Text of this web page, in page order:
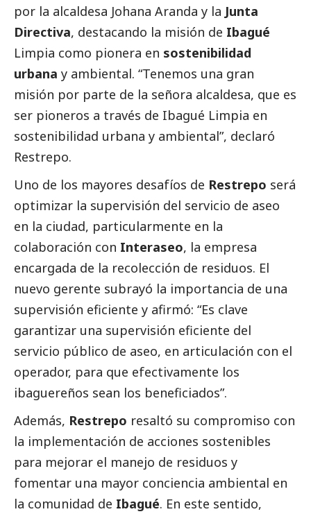
por la alcaldesa Johana Aranda y la Junta
Directiva, destacando la misión de Ibagué
Limpia como pionera en sostenibilidad
urbana y ambiental. “Tenemos una gran
misión por parte de la señora alcaldesa, que es
ser pioneros a través de Ibagué Limpia en
sostenibilidad urbana y ambiental”, declaró
Restrepo.
Uno de los mayores desafíos de Restrepo será
optimizar la supervisión del servicio de aseo
en la ciudad, particularmente en la
colaboración con Interaseo, la empresa
encargada de la recolección de residuos. El
nuevo gerente subrayó la importancia de una
supervisión eficiente y afirmó: “Es clave
garantizar una supervisión eficiente del
servicio público de aseo, en articulación con el
operador, para que efectivamente los
ibaguereños sean los beneficiados”.
Además, Restrepo resaltó su compromiso con
la implementación de acciones sostenibles
para mejorar el manejo de residuos y
fomentar una mayor conciencia ambiental en
la comunidad de Ibagué. En este sentido,